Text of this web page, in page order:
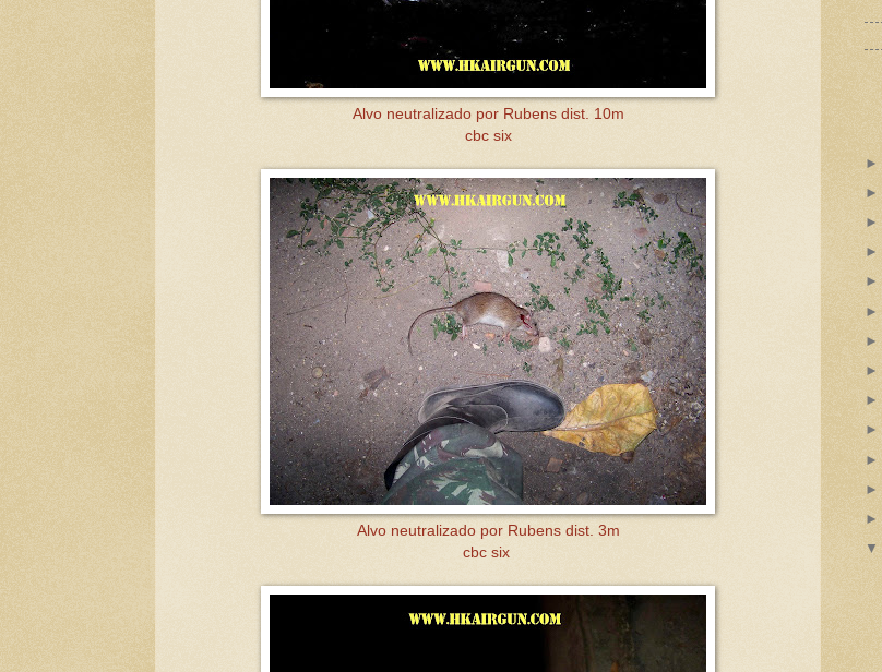
Alvo neutralizado por Rubens dist. 10m
cbc six
Alvo neutralizado por Rubens dist. 3m
cbc six
►
►
►
►
►
►
►
►
►
►
►
►
►
▼